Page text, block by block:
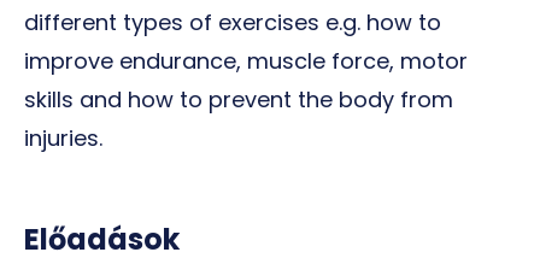
different types of exercises e.g. how to
improve endurance, muscle force, motor
skills and how to prevent the body from
injuries.
Előadások